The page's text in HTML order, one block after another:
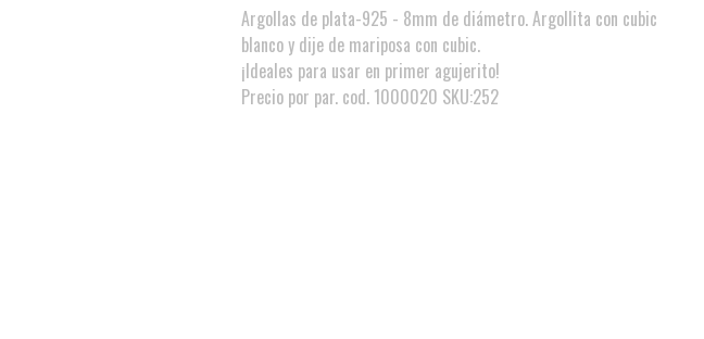
Argollas de plata-925 - 8mm de diámetro. Argollita con cubic
blanco y dije de mariposa con cubic.
¡Ideales para usar en primer agujerito!
Precio por par. cod. 1000020 SKU:252